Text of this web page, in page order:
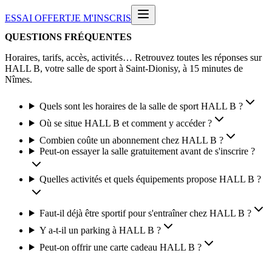
ESSAI OFFERTJE M'INSCRIS
QUESTIONS FRÉQUENTES
Horaires, tarifs, accès, activités… Retrouvez toutes les réponses sur
HALL B, votre salle de sport à Saint-Dionisy, à 15 minutes de
Nîmes.
Quels sont les horaires de la salle de sport HALL B ?
Où se situe HALL B et comment y accéder ?
Combien coûte un abonnement chez HALL B ?
Peut-on essayer la salle gratuitement avant de s'inscrire ?
Quelles activités et quels équipements propose HALL B ?
Faut-il déjà être sportif pour s'entraîner chez HALL B ?
Y a-t-il un parking à HALL B ?
Peut-on offrir une carte cadeau HALL B ?